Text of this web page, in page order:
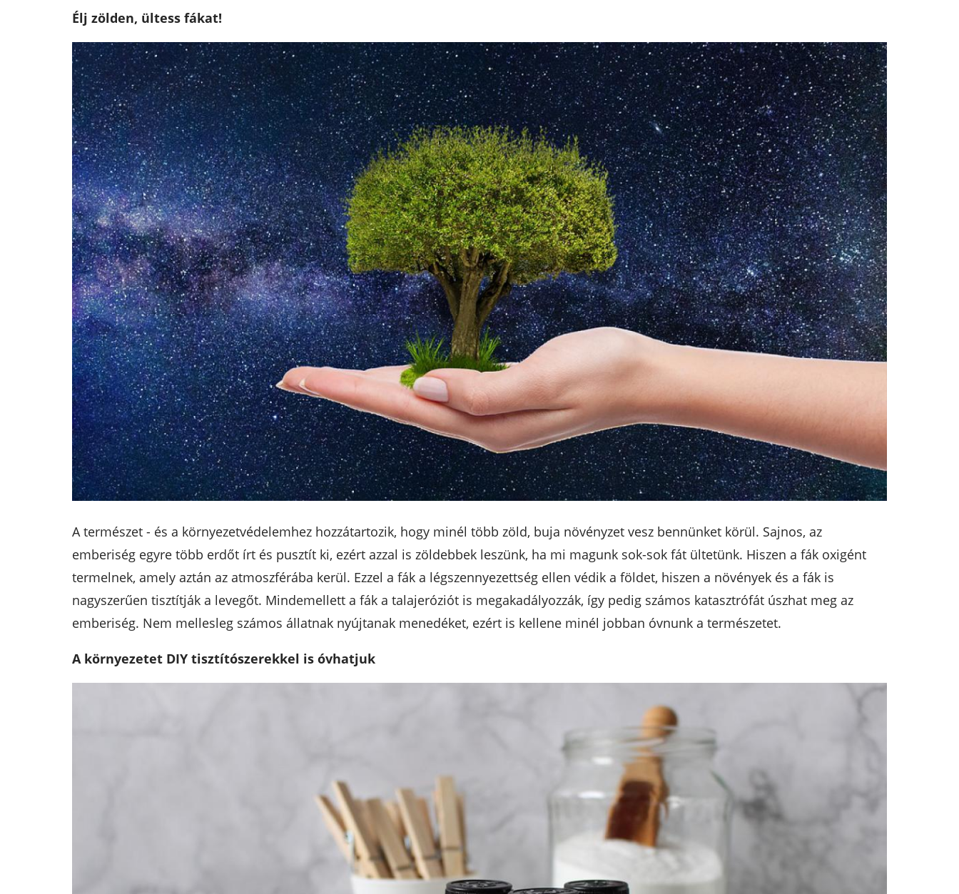
Élj zölden, ültess fákat!
A természet - és a környezetvédelemhez hozzátartozik, hogy minél több zöld, buja növényzet vesz bennünket körül. Sajnos, az
emberiség egyre több erdőt írt és pusztít ki, ezért azzal is zöldebbek leszünk, ha mi magunk sok-sok fát ültetünk. Hiszen a fák oxigént
termelnek, amely aztán az atmoszférába kerül. Ezzel a fák a légszennyezettség ellen védik a földet, hiszen a növények és a fák is
nagyszerűen tisztítják a levegőt. Mindemellett a fák a talajeróziót is megakadályozzák, így pedig számos katasztrófát úszhat meg az
emberiség. Nem mellesleg számos állatnak nyújtanak menedéket, ezért is kellene minél jobban óvnunk a természetet.
A környezetet DIY tisztítószerekkel is óvhatjuk